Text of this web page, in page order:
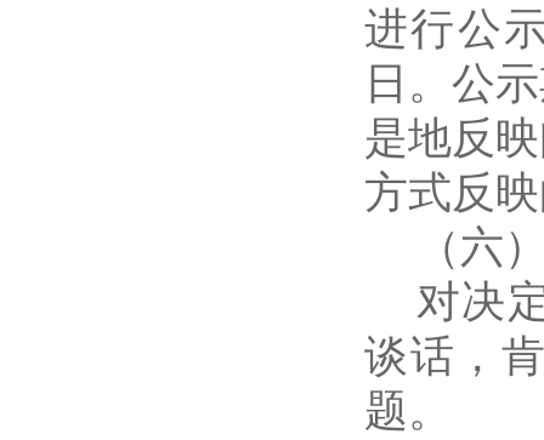
进行公
日。公
是地反
方式反
（六
对决
谈话，
题。